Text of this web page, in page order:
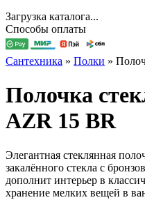
Загрузка каталога...
Способы оплаты
Сантехника » Полки »
Полочка
AZR 15 BR
Элегантная стеклянная
закалённого стекла с
дополнит интерьер в
хранение мелких вещей в